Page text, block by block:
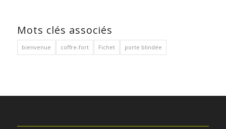
Mots clés associés
bienvenue coffre-fort Fichet porte blindée